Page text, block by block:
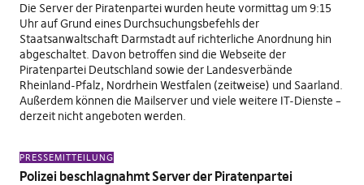
Die Server der Piratenpartei wurden heute vormittag um 9:15
Uhr auf Grund eines Durchsuchungsbefehls der
Staatsanwaltschaft Darmstadt auf richterliche Anordnung hin
abgeschaltet. Davon betroffen sind die Webseite der
Piratenpartei Deutschland sowie der Landesverbände
Rheinland-Pfalz, Nordrhein Westfalen (zeitweise) und Saarland.
Außerdem können die Mailserver und viele weitere IT-Dienste –
derzeit nicht angeboten werden.
PRESSEMITTEILUNG
Polizei beschlagnahmt Server der Piratenpartei